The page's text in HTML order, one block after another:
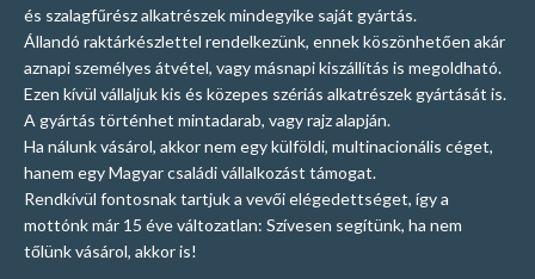
és szalagfűrész alkatrészek mindegyike saját gyártás.
Állandó raktárkészlettel rendelkezünk, ennek köszönhetően akár
aznapi személyes átvétel, vagy másnapi kiszállítás is megoldható.
Ezen kívül vállaljuk kis és közepes szériás alkatrészek gyártását is.
A gyártás történhet mintadarab, vagy rajz alapján.
Ha nálunk vásárol, akkor nem egy külföldi, multinacionális céget,
hanem egy Magyar családi vállalkozást támogat.
Rendkívül fontosnak tartjuk a vevői elégedettséget, így a
mottónk már 15 éve változatlan: Szívesen segítünk, ha nem
tőlünk vásárol, akkor is!